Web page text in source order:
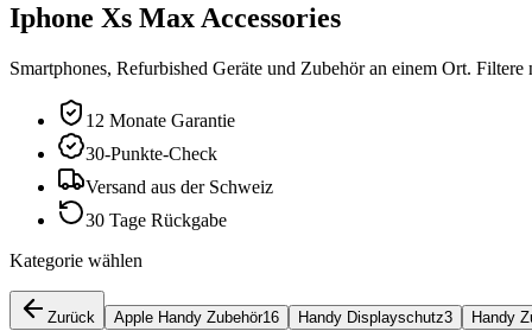
Iphone Xs Max Accessories
Smartphones, Refurbished Geräte und Zubehör an einem Ort.
12 Monate Garantie
30-Punkte-Check
Versand aus der Schweiz
30 Tage Rückgabe
Kategorie wählen
Zurück Apple Handy Zubehör16 Handy Displayschutz3 Handy